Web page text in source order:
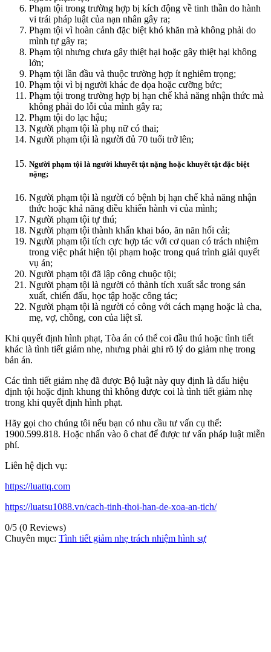
Phạm tội trong trường hợp bị kích động về tinh thần do hành
vi trái pháp luật của nạn nhân gây ra;
Phạm tội vì hoàn cảnh đặc biệt khó khăn mà không phải do
mình tự gây ra;
Phạm tội nhưng chưa gây thiệt hại hoặc gây thiệt hại không
lớn;
Phạm tội lần đầu và thuộc trường hợp ít nghiêm trọng;
Phạm tội vì bị người khác đe dọa hoặc cưỡng bức;
Phạm tội trong trường hợp bị hạn chế khả năng nhận thức mà
không phải do lỗi của mình gây ra;
Phạm tội do lạc hậu;
Người phạm tội là phụ nữ có thai;
Người phạm tội là người đủ 70 tuổi trở lên;
Người phạm tội là người khuyết tật nặng hoặc khuyết tật đặc biệt
nặng;
Người phạm tội là người có bệnh bị hạn chế khả năng nhận
thức hoặc khả năng điều khiển hành vi của mình;
Người phạm tội tự thú;
Người phạm tội thành khẩn khai báo, ăn năn hối cải;
Người phạm tội tích cực hợp tác với cơ quan có trách nhiệm
trong việc phát hiện tội phạm hoặc trong quá trình giải quyết
vụ án;
Người phạm tội đã lập công chuộc tội;
Người phạm tội là người có thành tích xuất sắc trong sản
xuất, chiến đấu, học tập hoặc công tác;
Người phạm tội là người có công với cách mạng hoặc là cha,
mẹ, vợ, chồng, con của liệt sĩ.
Khi quyết định hình phạt, Tòa án có thể coi đầu thú hoặc tình tiết
khác là tình tiết giảm nhẹ, nhưng phải ghi rõ lý do giảm nhẹ trong
bản án.
Các tình tiết giảm nhẹ đã được Bộ luật này quy định là dấu hiệu
định tội hoặc định khung thì không được coi là tình tiết giảm nhẹ
trong khi quyết định hình phạt.
Hãy gọi cho chúng tôi nếu bạn có nhu cầu tư vấn cụ thể:
1900.599.818. Hoặc nhấn vào ô chat để được tư vấn pháp luật miễn
phí.
Liên hệ dịch vụ:
https://luattq.com
https://luatsu1088.vn/cach-tinh-thoi-han-de-xoa-an-tich/
0/5 (0 Reviews)
Chuyên mục: Tình tiết giảm nhẹ trách nhiệm hình sự